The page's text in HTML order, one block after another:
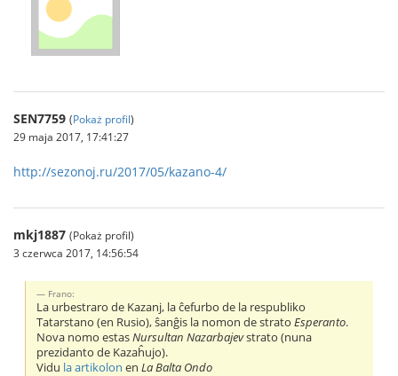
SEN7759 (Pokaż profil)
29 maja 2017, 17:41:27
http://sezonoj.ru/2017/05/kazano-4/
mkj1887 (Pokaż profil)
3 czerwca 2017, 14:56:54
Frano:
La urbestraro de Kazanj, la ĉefurbo de la respubliko
Tatarstano (en Rusio), ŝanĝis la nomon de stratoEsperanto.
Nova nomo estasNursultan Nazarbajevstrato (nuna
prezidanto de Kazaĥujo).
Vidu la artikolon enLa Balta Ondo